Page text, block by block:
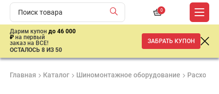
0
Дарим купон до 46 000
₽ на первый
заказ на ВСЕ!
ОСТАЛОСЬ 8 ИЗ 50
ЗАБРАТЬ КУПОН
Главная Каталог Шиномонтажное оборудование